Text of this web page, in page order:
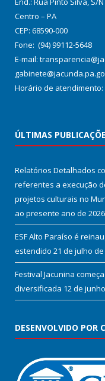
Centro – PA
CEP: 68590-000
Fone: (94) 99112-5648
E-mail:
Horário de atendimento:
ÚLTIMAS
Relatórios Detalhados
referentes a execução
projetos culturais no
ao presente ano de
ESF Alto Paraíso é
estendido 21 de julho de
Festival Jacunina
diversificada 12 de
DESENVOLVIDO POR